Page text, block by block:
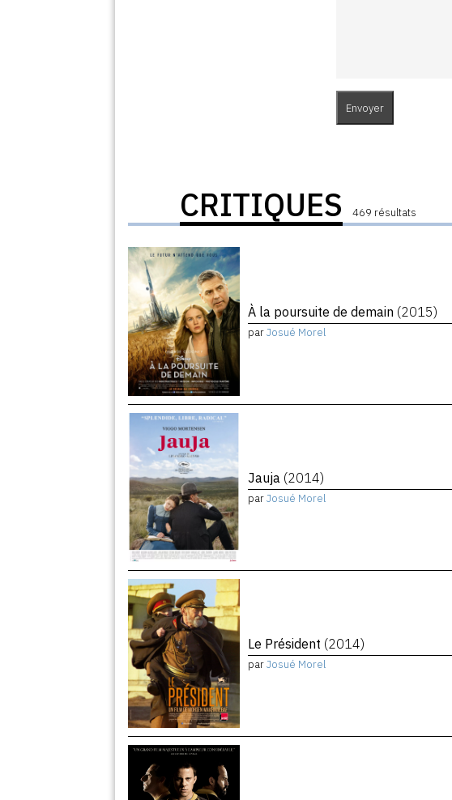
CRITIQUES 469 résultats
À la poursuite de demain (2015)
parJosué Morel
Jauja (2014)
parJosué Morel
Le Président (2014)
parJosué Morel